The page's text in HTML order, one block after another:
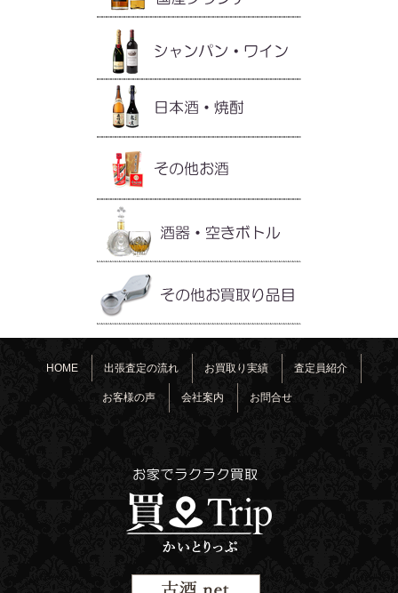
HOME 出張査定の流れ お買取り実績 査定員紹介
お客様の声 会社案内 お問合せ